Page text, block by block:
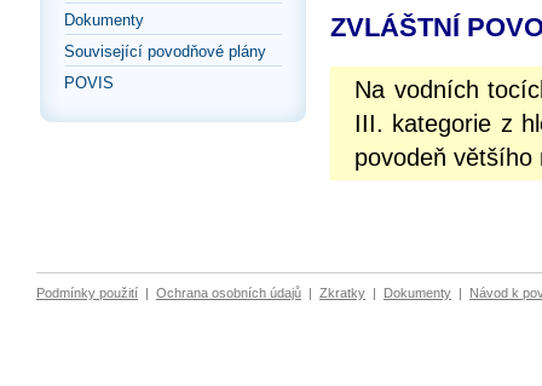
Dokumenty
Související povodňové plány
POVIS
ZVLÁŠTNÍ
Na vodních
III. kategorie z
povodeň většího
Podmínky použití | Ochrana osobních údajů | Zkratky | Dokumenty | Návod k